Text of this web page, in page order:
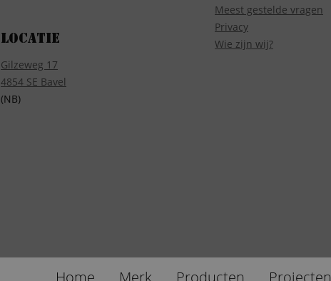
Locatie
Gilzeweg 17
4854 SE Bavel
(NB)
Meest gestelde vragen
Privacy
Wie zijn wij?
Home Merk Producten Projecten